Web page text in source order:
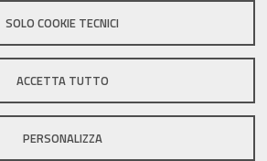
SOLO COOKIE TECNICI
ACCETTA TUTTO
PERSONALIZZA
C.F. 800.625.903.79